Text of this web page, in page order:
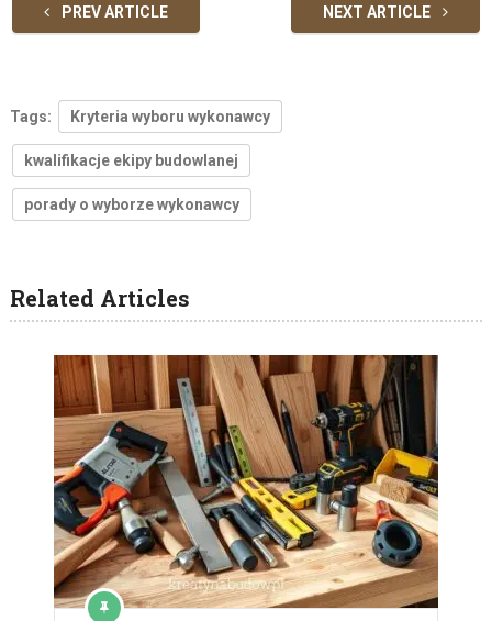
PREV ARTICLE NEXT ARTICLE
Tags: Kryteria wyboru wykonawcy
kwalifikacje ekipy budowlanej
porady o wyborze wykonawcy
Related Articles